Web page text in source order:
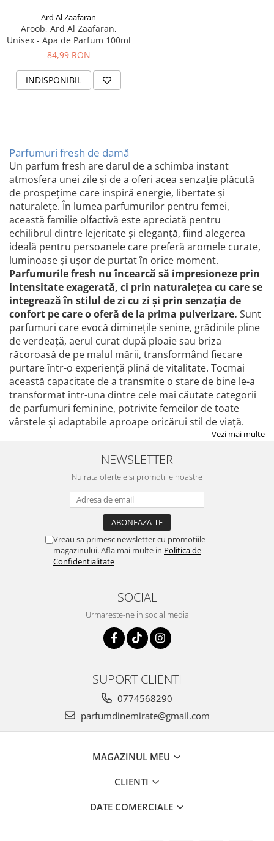
Ard Al Zaafaran
Aroob, Ard Al Zaafaran,
Unisex - Apa de Parfum 100ml
84,99 RON
INDISPONIBIL
Parfumuri fresh de damă
Un parfum fresh are darul de a schimba instant
atmosfera unei zile și de a oferi acea senzație plăcută
de prospețime care inspiră energie, libertate și
naturalețe. În lumea parfumurilor pentru femei,
această familie olfactivă este apreciată pentru
echilibrul dintre lejeritate și eleganță, fiind alegerea
ideală pentru persoanele care preferă aromele curate,
luminoase și ușor de purtat în orice moment.
Parfumurile fresh nu încearcă să impresioneze prin
intensitate exagerată, ci prin naturalețea cu care se
integrează în stilul de zi cu zi și prin senzația de
confort pe care o oferă de la prima pulverizare. Sunt
parfumuri care evocă diminețile senine, grădinile pline
de verdeață, aerul curat după ploaie sau briza
răcoroasă de pe malul mării, transformând fiecare
purtare într-o experiență plină de vitalitate. Tocmai
această capacitate de a transmite o stare de bine le-a
transformat într-una dintre cele mai căutate categorii
de parfumuri feminine, potrivite femeilor de toate
vârstele și adaptabile aproape oricărui stil de viață.
Vezi mai multe
NEWSLETTER
Nu rata ofertele si promotiile noastre
Vreau sa primesc newsletter cu promotiile
magazinului. Afla mai multe in Politica de
Confidentialitate
SOCIAL
Urmareste-ne in social media
SUPORT CLIENTI
0774568290
parfumdinemirate@gmail.com
MAGAZINUL MEU
CLIENTI
DATE COMERCIALE